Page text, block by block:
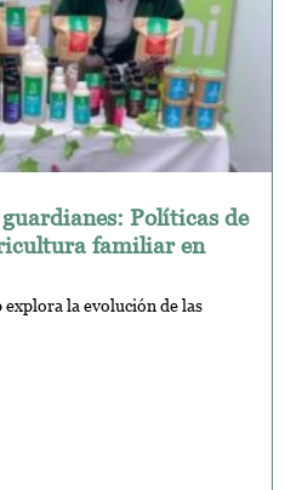
Políticas de
familiar en
la evolución de las